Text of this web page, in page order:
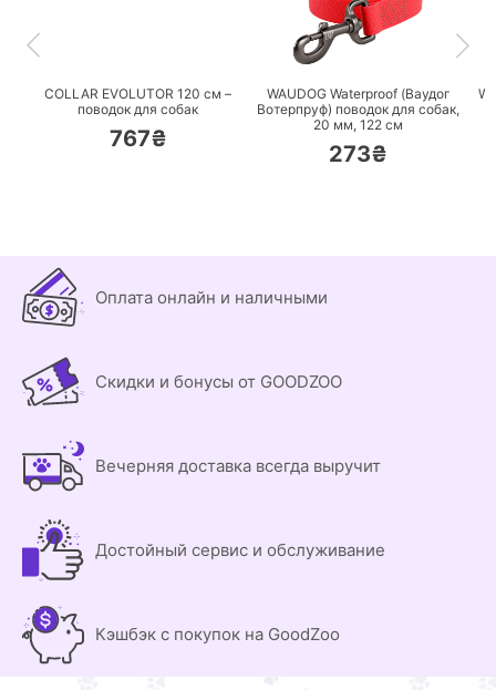
COLLAR EVOLUTOR 120 см –
поводок для собак
767₴
ПЕРЕЙТИ
WAUDOG Waterproof (Ваудог
Вотерпруф) поводок для собак,
20 мм, 122 см
273₴
Оплата онлайн и наличными
Скидки и бонусы от GOODZOO
Вечерняя доставка всегда выручит
Достойный сервис и обслуживание
Кэшбэк с покупок на GoodZoo